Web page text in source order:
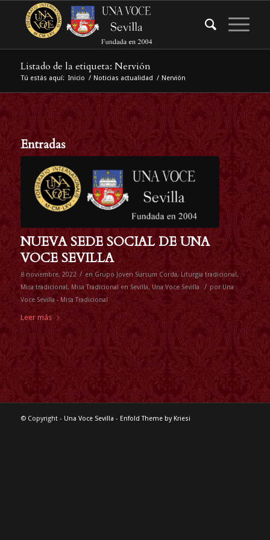
Listado de la etiqueta: Nervión
Tú estás aquí: Inicio / Noticias actualidad / Nervión
Entradas
NUEVA SEDE SOCIAL DE UNA
VOCE SEVILLA
8 noviembre, 2022 / enGrupo Joven Sursum Corda, Liturgia tradicional ,
Misa tradicional , Misa Tradicional en Sevilla,Una Voce Sevilla / porUna
Voce Sevilla - Misa Tradicional
Leer más
© Copyright - Una Voce Sevilla - Enfold Theme by Kriesi